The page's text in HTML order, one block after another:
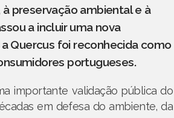
preservação ambiental e à
a incluir uma nova
Quercus foi reconhecida como
portugueses.
importante validação pública do
em defesa do ambiente, da